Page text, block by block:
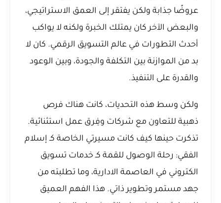
عروضًا جذابة ولكن يفتقر إلى العمق الاستراتيجي،
والبعض الآخر كان يمتلك الخبرة ولكنه لا يواكب
أحدث التطورات في عالم التسويق الرقمي. كان لا
بد من الموازنة بين التكلفة والجودة، وبين الوعود
والقدرة على التنفيذ.
ولكن وسط هذه التحديات، كانت هناك فرص
ذهبية للتعاون مع شركات وفِرق عمل استثنائية.
تذكرت حينها كيف كانت مسيرتي الخاصة كـ إسلام
الفقي: رحلة الوصول للقمة كـ خدمات تسويق
الكتروني في العاصمة الادارية، وما تطلبته من
جهد مستمر وتطوير ذاتي. هذا الفهم العميق